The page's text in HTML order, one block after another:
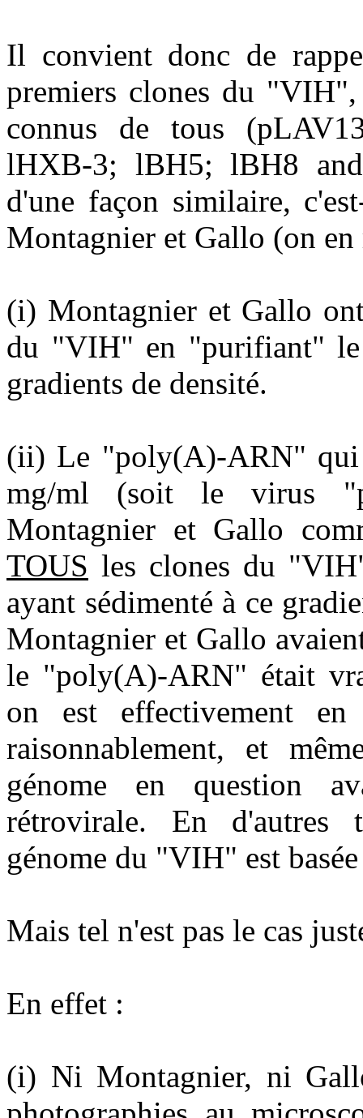
Il convient donc de
premiers clones du
connus de tous
lHXB-3; lBH5; lBH8
d'une façon similaire,
Montagnier et Gallo (on
(i) Montagnier et Gallo
du "VIH" en "purifiant"
gradients de densité.
(ii) Le "poly(A)-ARN" qui
mg/ml (soit le virus
Montagnier et Gallo
TOUS les clones du
ayant sédimenté à ce
Montagnier et Gallo
le "poly(A)-ARN" était
on est effectivement
raisonnablement, et
génome en question
rétrovirale. En d'autres
génome du "VIH" est
Mais tel n'est pas le cas
En effet :
(i) Ni Montagnier, ni